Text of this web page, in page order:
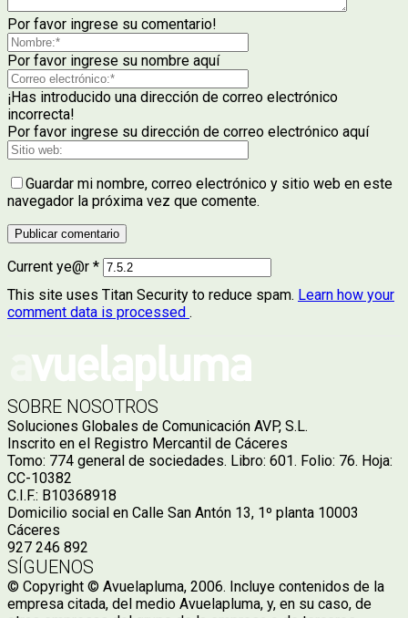
Por favor ingrese su comentario!
Por favor ingrese su nombre aquí
¡Has introducido una dirección de correo electrónico
incorrecta!
Por favor ingrese su dirección de correo electrónico aquí
Guardar mi nombre, correo electrónico y sitio web en este
navegador la próxima vez que comente.
Current ye@r *
This site uses Titan Security to reduce spam. Learn how your
comment data is processed .
SOBRE NOSOTROS
Soluciones Globales de Comunicación AVP, S.L.
Inscrito en el Registro Mercantil de Cáceres
Tomo: 774 general de sociedades. Libro: 601. Folio: 76. Hoja:
CC-10382
C.I.F.: B10368918
Domicilio social en Calle San Antón 13, 1º planta 10003
Cáceres
927 246 892
SÍGUENOS
© Copyright © Avuelapluma, 2006. Incluye contenidos de la
empresa citada, del medio Avuelapluma, y, en su caso, de